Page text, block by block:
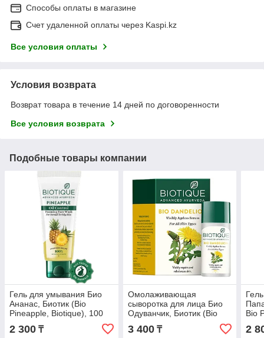
Способы оплаты в магазине
Счет удаленной оплаты через Kaspi.kz
Все условия оплаты
Условия возврата
Возврат товара в течение 14 дней по договоренности
Все условия возврата
Подобные товары компании
Гель для умывания Био
Ананас, Биотик (Bio
Pineapple, Biotique), 100
2 300 ₸
Омолаживающая
сыворотка для лица Био
Одуванчик, Биотик (Bio
Dandelion, Biotique) 40 мл
3 400₸
Bio
2